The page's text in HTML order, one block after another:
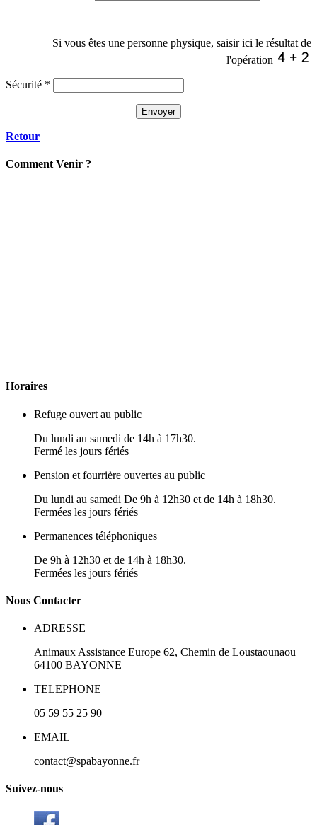
Si vous êtes une personne physique, saisir ici le résultat de
l'opération
Sécurité *
Retour
Comment Venir ?
Horaires
Refuge ouvert au public
Du lundi au samedi de 14h à 17h30.
Fermé les jours fériés
Pension et fourrière ouvertes au public
Du lundi au samedi De 9h à 12h30 et de 14h à 18h30.
Fermées les jours fériés
Permanences téléphoniques
De 9h à 12h30 et de 14h à 18h30.
Fermées les jours fériés
Nous Contacter
ADRESSE
Animaux Assistance Europe 62, Chemin de Loustaounaou
64100 BAYONNE
TELEPHONE
05 59 55 25 90
EMAIL
contact@spabayonne.fr
Suivez-nous